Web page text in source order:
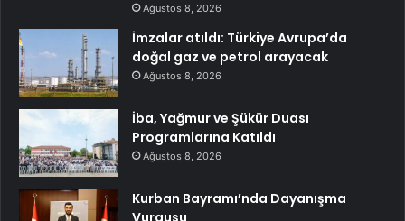
Ağustos 8, 2026
İmzalar atıldı: Türkiye Avrupa’da
doğal gaz ve petrol arayacak
Ağustos 8, 2026
İba, Yağmur ve Şükür Duası
Programlarına Katıldı
Ağustos 8, 2026
Kurban Bayramı’nda Dayanışma